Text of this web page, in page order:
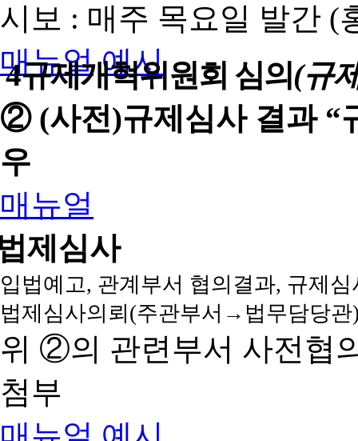
시보 : 매주 목요일 발간 (
매뉴얼 예시
4규제개혁위원회 심의(규
② (사전)규제심사 결과 “
우
매뉴얼
제심사
입법예고, 관계부서 협의결과, 규제
법제심사의뢰(주관부서→법무담당
위 ②의 관련부서 사전협
첨부